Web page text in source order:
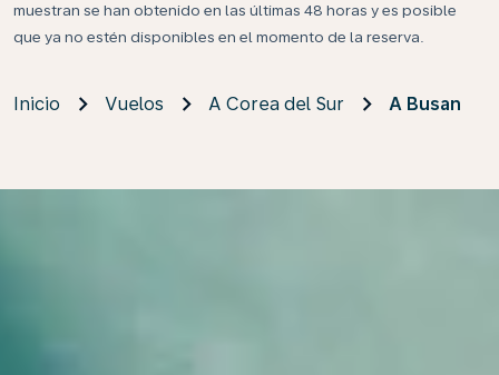
muestran se han obtenido en las últimas 48 horas y es posible
que ya no estén disponibles en el momento de la reserva.
Inicio Vuelos A Corea del Sur A Busan